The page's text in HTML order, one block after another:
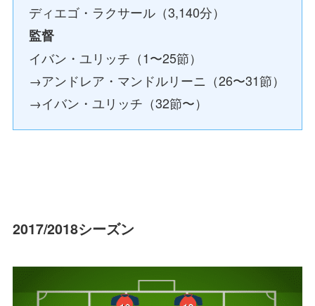
ディエゴ・ラクサール（3,140分）
監督
イバン・ユリッチ（1〜25節）
→アンドレア・マンドルリーニ（26〜31節）
→イバン・ユリッチ（32節〜）
2017/2018シーズン